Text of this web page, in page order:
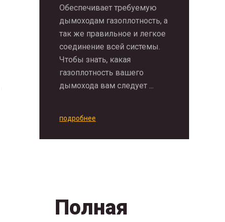
Обеспечивает требуемую
дымоходам газоплотность, а
так же правильное и легкое
соединение всей системы.
Чтобы знать, какая
газоплотность вашего
дымохода вам следует ...
подробнее
Полная